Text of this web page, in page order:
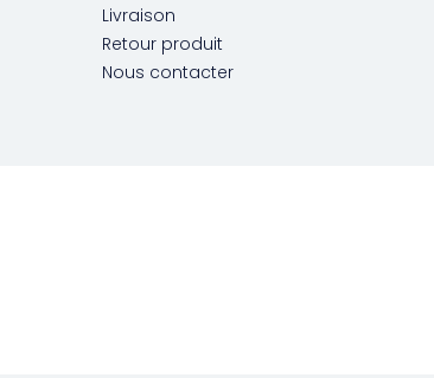
Livraison
Retour produit
Nous contacter